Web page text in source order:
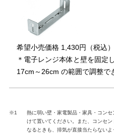
希望小売価格 1,430円（税込）
＊電子レンジ本体と壁を固定
17cm～26cm の範囲で調整で
※1
熱に弱い壁・家電製品・家具・コン
けて置いてください。また、コンセ
なるときも、排気が直接当たらない